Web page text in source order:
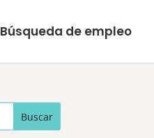
Búsqueda de empleo